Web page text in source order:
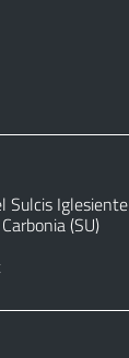
Sulcis Iglesiente
(SU)